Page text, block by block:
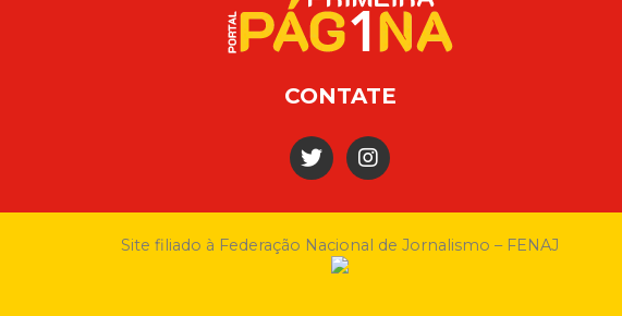
CONTATE
Site filiado à Federação Nacional de Jornalismo – FENAJ